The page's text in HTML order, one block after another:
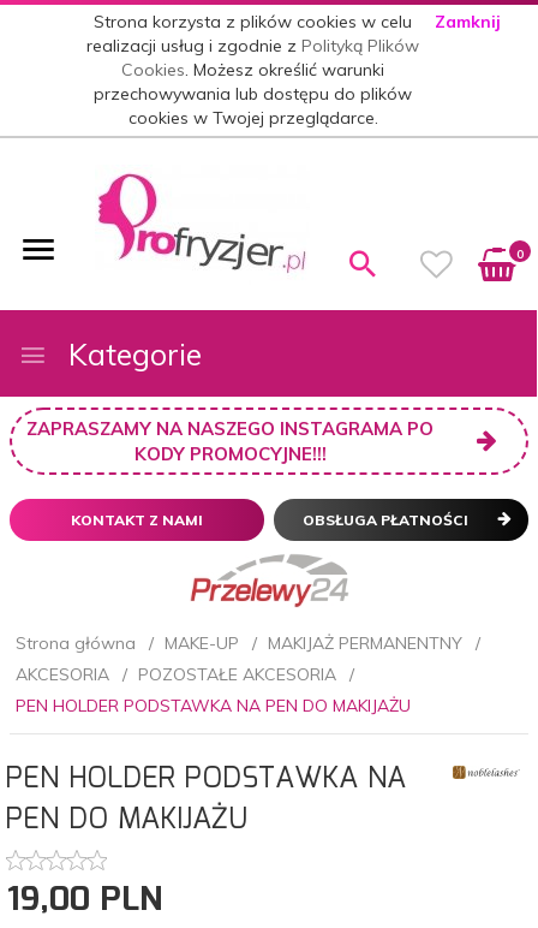
Strona korzysta z plików cookies w celu
realizacji usług i zgodnie zPolityką Plików
Cookies. Możesz określić warunki
przechowywania lub dostępu do plików
cookies w Twojej przeglądarce.
Zamknij
0
Kategorie
ZAPRASZAMY NA NASZEGO INSTAGRAMA PO
KODY PROMOCYJNE!!!
KONTAKT Z NAMI OBSŁUGA PŁATNOŚCI
Strona główna MAKE-UP
MAKIJAŻ PERMANENTNY
AKCESORIA
POZOSTAŁE AKCESORIA
PEN HOLDER PODSTAWKA NA PEN DO MAKIJAŻU
PEN HOLDER PODSTAWKA NA
PEN DO MAKIJAŻU
19,00 PLN